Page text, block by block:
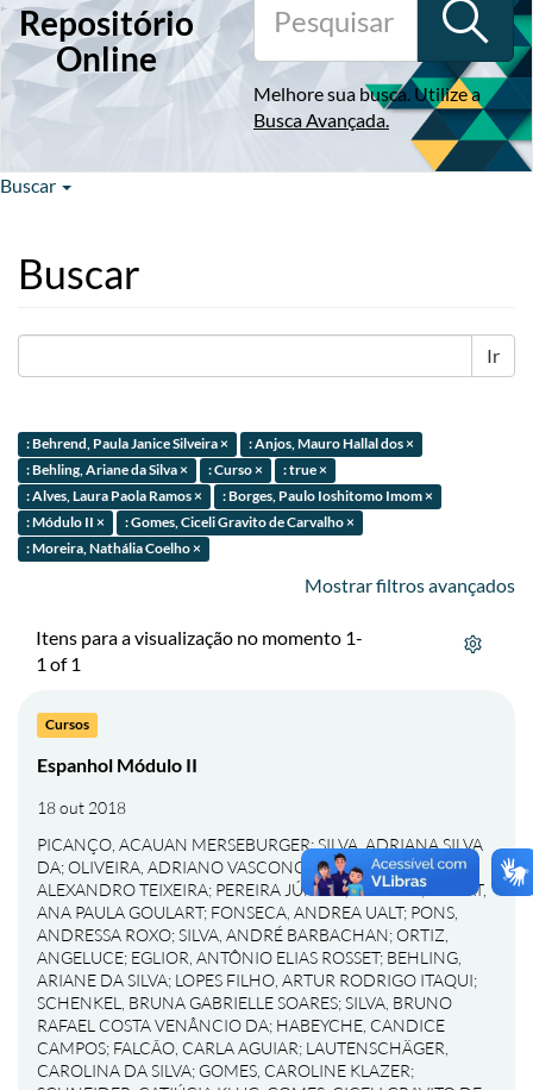
Repositório
Online
Melhore sua busca. Utilize a
Busca Avançada.
Buscar
Buscar
Ir
: Behrend, Paula Janice Silveira ×
: Anjos, Mauro Hallal dos ×
: Behling, Ariane da Silva ×
: Curso ×
: true ×
: Alves, Laura Paola Ramos ×
: Borges, Paulo Ioshitomo Imom ×
: Módulo II ×
: Gomes, Ciceli Gravito de Carvalho ×
: Moreira, Nathália Coelho ×
Mostrar filtros avançados
Itens para a visualização no momento 1-
1 of 1
Cursos
Espanhol Módulo II
18 out 2018
PICANÇO, ACAUAN MERSEBURGER;SILVA, ADRIANA SILVA
DA;OLIVEIRA, ADRIANO VASCONCELOS DE ;GOMES,
ALEXANDRO TEIXEIRA; PEREIRA JÚNIOR, ALÉRCIO; BONAT,
ANA PAULA GOULART; FONSECA, ANDREA UALT; PONS,
ANDRESSA ROXO;SILVA, ANDRÉ BARBACHAN;ORTIZ,
ANGELUCE; EGLIOR, ANTÔNIO ELIAS ROSSET; BEHLING,
ARIANE DA SILVA; LOPES FILHO, ARTUR RODRIGO ITAQUI;
SCHENKEL, BRUNA GABRIELLE SOARES;SILVA, BRUNO
RAFAEL COSTA VENÂNCIO DA; HABEYCHE, CANDICE
CAMPOS; FALCÃO, CARLA AGUIAR; LAUTENSCHÄGER,
CAROLINA DA SILVA; GOMES, CAROLINE KLAZER;